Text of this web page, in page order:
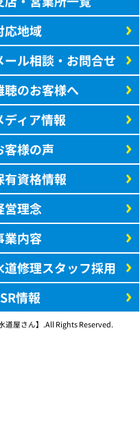
応地域
ール相談・お問合せ
聴のお客様へ
ディア情報
客様の声
有資格情報
営理念
業内容
道修理スタッフ採用
情報
屋さん】.All Rights Reserved.